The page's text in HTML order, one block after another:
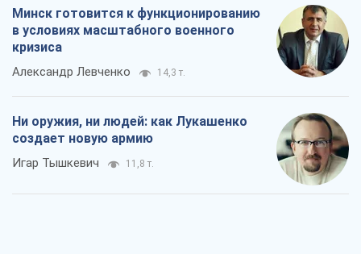
Минск готовится к функционированию
в условиях масштабного военного
кризиса
Александр Левченко 14,3 т.
Ни оружия, ни людей: как Лукашенко
создает новую армию
Игар Тышкевич 11,8 т.